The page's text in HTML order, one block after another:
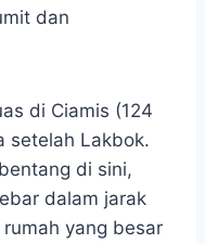
dan
di Ciamis (124
setelah Lakbok.
di sini,
dalam jarak
yang besar